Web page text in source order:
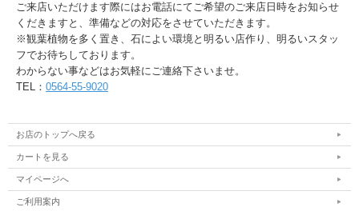
ご来店いただけます際にはお電話にてご希望のご来店日時をお知らせ
くだきますと、準備などの対応をさせていただきます。
※観葉植物を多く置き、石によい環境と明るい店作り、明るいスタッ
フでお待ちしております。
わからない事などはお気軽にご連絡下さいませ。
TEL： 0564-55-9020
お店のトップへ戻る
カートを見る
マイページへ
ご利用案内